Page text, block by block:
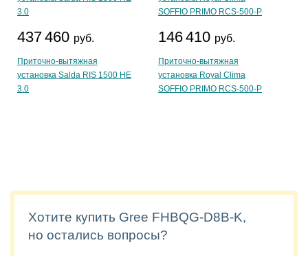
437 460 руб.
Приточно-вытяжная
установка Salda RIS 1500 HE
3.0
146 410 руб.
Приточно-вытяжная
установка Royal Clima
SOFFIO PRIMO RCS-500-P
Хотите купить Gree FHBQG-D8B-K,
но остались вопросы?